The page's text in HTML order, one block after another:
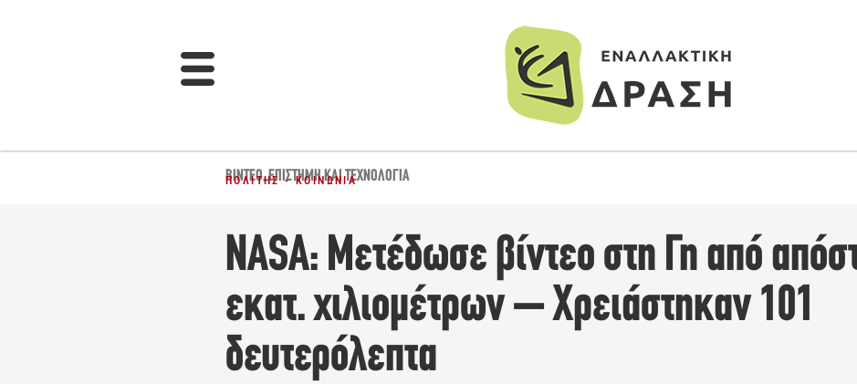
ΒΊΝΤΕΟ,ΕΠΙΣΤΉΜΗ ΚΑΙ ΤΕΧΝΟΛΟΓΊΑ
ΠΟΛΊΤΗΣ - ΚΟΙΝΩΝΊΑ
NASA: Μετέδωσε βίντεο στη Γη από
εκατ. χιλιομέτρων – Χρειάστηκαν 101
δευτερόλεπτα